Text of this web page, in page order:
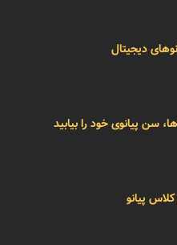
دیجیتال
سن پیانوی خود را بیابید
پیانو